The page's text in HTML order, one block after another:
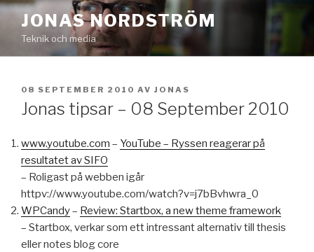
Hoppa
innehåll
JONAS NORDSTRÖM
Teknik och media
PUBLICERAT
08 SEPTEMBER 2010 AV JONAS
Jonas tipsar – 08 September 2010
www.youtube.com – YouTube – Ryssen reagerar på
resultatet av SIFO
– Roligast på webben igår
httpv://www.youtube.com/watch?v=j7bBvhwra_0
WPCandy– Review: Startbox, a new theme framework
– Startbox, verkar som ett intressant alternativ till thesis
eller notes blog core